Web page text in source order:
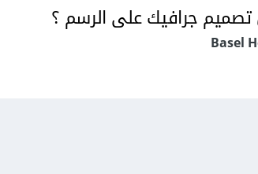
جرافيك على الرسم ؟